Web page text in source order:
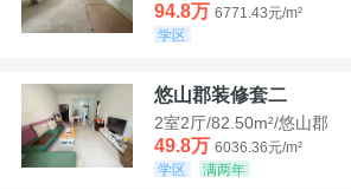
94.8万 6771.43元/m²
学区
悠山郡装修套二
2室2厅/82.50m²/悠山郡
49.8万 6036.36元/m²
学区
满两年